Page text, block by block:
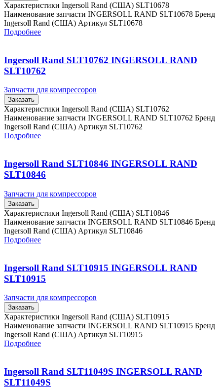
Характеристики Ingersoll Rand (США) SLT10678
Наименование запчасти INGERSOLL RAND SLT10678 Бренд
Ingersoll Rand (США) Артикул SLT10678
Подробнее
Ingersoll Rand SLT10762 INGERSOLL RAND
SLT10762
Запчасти для компрессоров
Заказать
Характеристики Ingersoll Rand (США) SLT10762
Наименование запчасти INGERSOLL RAND SLT10762 Бренд
Ingersoll Rand (США) Артикул SLT10762
Подробнее
Ingersoll Rand SLT10846 INGERSOLL RAND
SLT10846
Запчасти для компрессоров
Заказать
Характеристики Ingersoll Rand (США) SLT10846
Наименование запчасти INGERSOLL RAND SLT10846 Бренд
Ingersoll Rand (США) Артикул SLT10846
Подробнее
Ingersoll Rand SLT10915 INGERSOLL RAND
SLT10915
Запчасти для компрессоров
Заказать
Характеристики Ingersoll Rand (США) SLT10915
Наименование запчасти INGERSOLL RAND SLT10915 Бренд
Ingersoll Rand (США) Артикул SLT10915
Подробнее
Ingersoll Rand SLT11049S INGERSOLL RAND
SLT11049S